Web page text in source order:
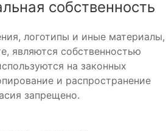
собственность
логотипы и иные материалы,
являются собственностью
на законных
и распространение
запрещено.